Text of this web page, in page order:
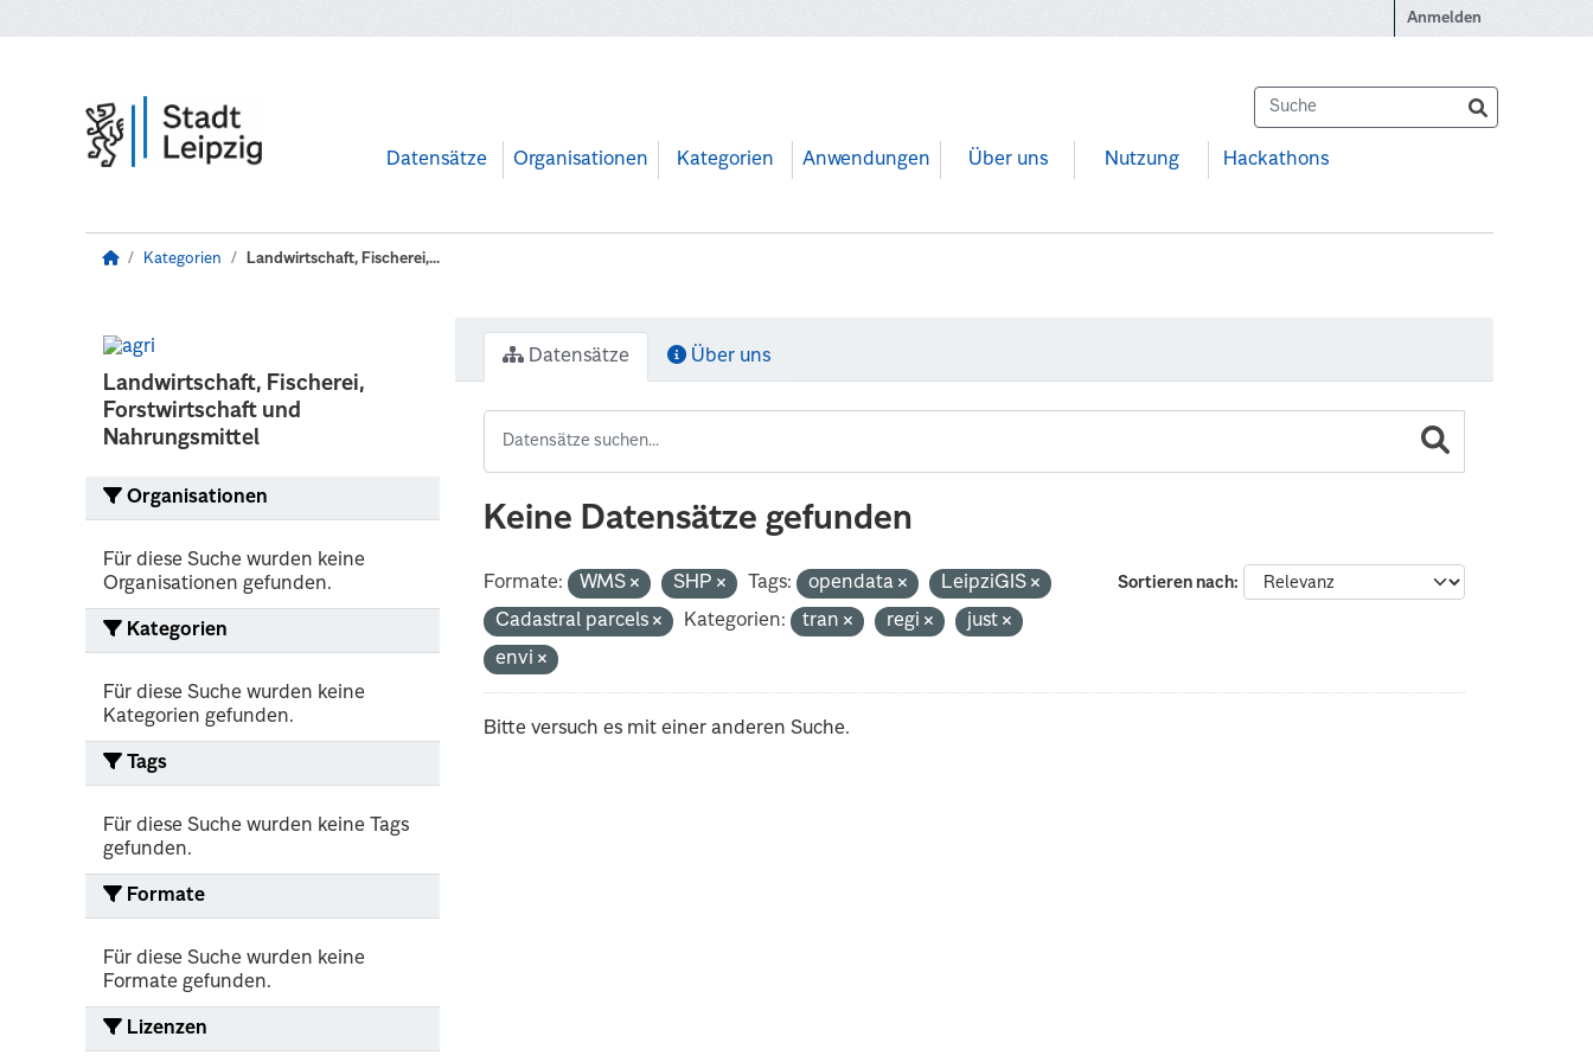
Anmelden
Datensätze Organisationen Kategorien Anwendungen Über uns Nutzung Hackathons
Kategorien Landwirtschaft, Fischerei,...
Landwirtschaft, Fischerei,
Forstwirtschaft und
Nahrungsmittel
Organisationen
Für diese Suche wurden keine
Organisationen gefunden.
Kategorien
Für diese Suche wurden keine
Kategorien gefunden.
Tags
Für diese Suche wurden keine Tags
gefunden.
Formate
Für diese Suche wurden keine
Formate gefunden.
Lizenzen
Datensätze Über uns
Keine Datensätze gefunden
Sortieren nach
Formate: WMS SHP Tags: opendata
LeipziGIS
Cadastral parcels
Kategorien: tran regi
just
envi
Bitte versuch es mit einer anderen Suche.